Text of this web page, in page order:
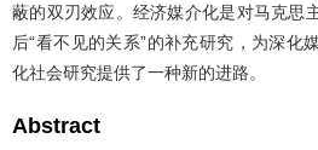
蔽的双刃效应。经济媒介化是对马克思
后“看不见的关系”的补充研究，为深化
化社会研究提供了一种新的进路。
Abstract